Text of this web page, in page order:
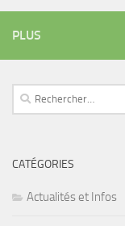
PLUS
Rechercher :
CATÉGORIES
Actualités et Infos